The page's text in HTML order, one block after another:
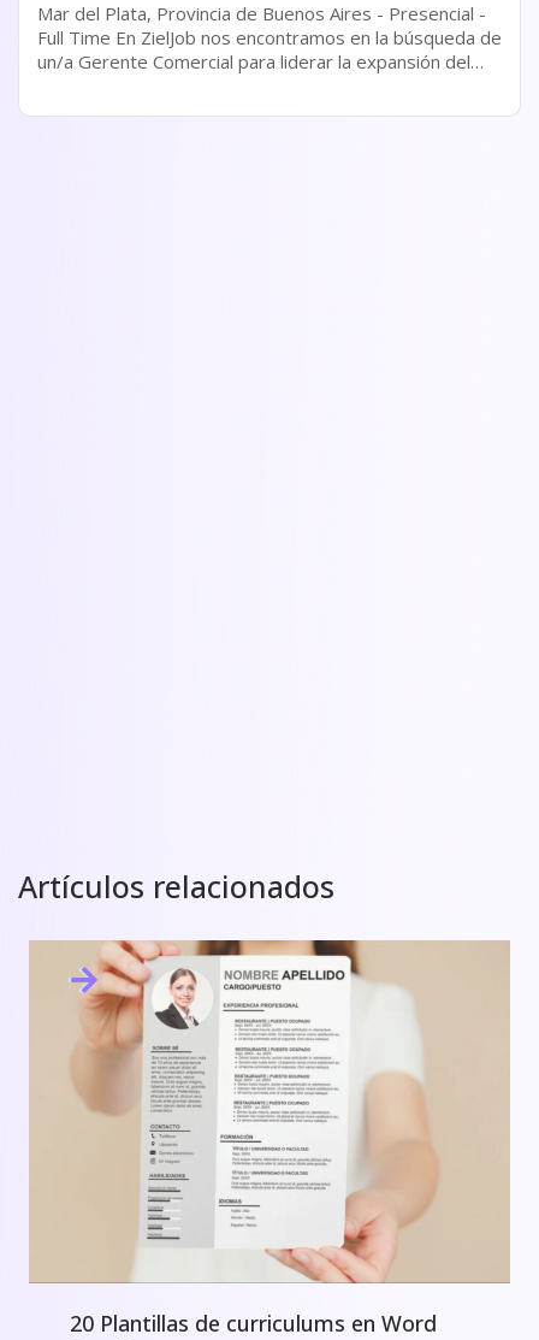
Mar del Plata, Provincia de Buenos Aires - Presencial -
Full Time En ZielJob nos encontramos en la búsqueda de
un/a Gerente Comercial para liderar la expansión del
consumo masivo regional. Será un rol...
Artículos relacionados
20 Plantillas de curriculums en Word